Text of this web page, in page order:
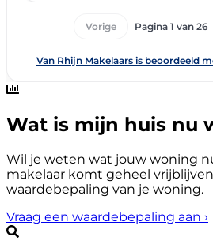
Wat is mijn huis nu
Wil je weten wat jouw woning
makelaar komt geheel
waardebepaling van je woning.
Vraag een waardebepaling aan ›